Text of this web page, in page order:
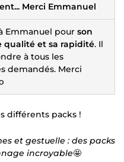
Merci Emmanuel
Emmanuel pour son
qualité et sa rapidité. Il
à tous les
demandés. Merci
différents packs !
et gestuelle : des packs
incroyable🤩